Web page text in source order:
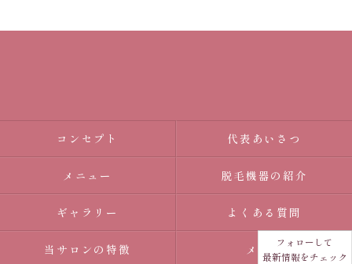
フォローして
最新情報をチェック
コンセプト 代表あいさつ
メニュー 脱毛機器の紹介
ギャラリー よくある質問
当サロンの特徴 メンズ